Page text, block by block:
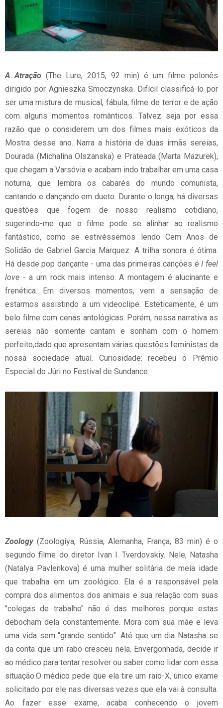
A Atração (The Lure, 2015, 92 min) é um filme polonês
dirigido por Agnieszka Smoczynska. Difícil classificá-lo por
ser uma mistura de musical, fábula, filme de terror e de ação
com alguns momentos românticos. Talvez seja por essa
razão que o considerem um dos filmes mais exóticos da
Mostra desse ano. Narra a história de duas irmãs sereias,
Dourada (Michalina Olszanska) e Prateada (Marta Mazurek),
que chegam a Varsóvia e acabam indo trabalhar em uma casa
noturna, que lembra os cabarés do mundo comunista,
cantando e dançando em dueto. Durante o longa, há diversas
questões que fogem de nosso realismo cotidiano,
sugerindo-me que o filme pode se alinhar ao realismo
fantástico, como se estivéssemos lendo Cem Anos de
Solidão de Gabriel Garcia Marquez. A trilha sonora é ótima.
Há desde pop dançante - uma das primeiras canções éI feel
love - a um rock mais intenso. A montagem é alucinante e
frenética. Em diversos momentos, vem a sensação de
estarmos assistindo a um videoclipe. Esteticamente, é um
belo filme com cenas antológicas. Porém, nessa narrativa as
sereias não somente cantam e sonham com o homem
perfeito,dado que apresentam várias questões feministas da
nossa sociedade atual. Curiosidade: recebeu o Prêmio
Especial do Júri no Festival de Sundance.
Zoology(Zoologiya, Rússia, Alemanha, França, 83 min) é o
segundo filme do diretor Ivan I. Tverdovskiy. Nele, Natasha
(Natalya Pavlenkova) é uma mulher solitária de meia idade
que trabalha em um zoológico. Ela é a responsável pela
compra dos alimentos dos animais e sua relação com suas
"colegas de trabalho" não é das melhores porque estas
debocham dela constantemente. Mora com sua mãe e leva
uma vida sem “grande sentido”. Até que um dia Natasha se
da conta que um rabo cresceu nela. Envergonhada, decide ir
ao médico para tentar resolver ou saber como lidar com essa
situação.O médico pede que ela tire um raio-X, único exame
solicitado por ele nas diversas vezes que ela vai à consulta.
Ao fazer esse exame, acaba conhecendo o jovem